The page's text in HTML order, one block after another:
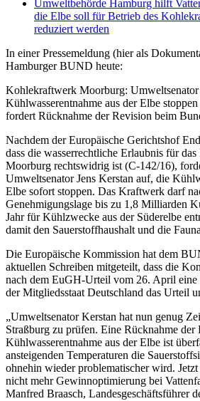
Umweltbehörde Hamburg hilft
die Elbe soll für Betrieb des
reduziert werden
In einer Pressemeldung (hier als
Hamburger BUND heute:
Kohlekraftwerk Moorburg: Umweltsenator
Kühlwasserentnahme aus der Elbe
fordert Rücknahme der Revision beim
Nachdem der Europäische Gerichtshof
dass die wasserrechtliche Erlaubnis für
Moorburg rechtswidrig ist (C-142/16),
Umweltsenator Jens Kerstan auf, die
Elbe sofort stoppen. Das Kraftwerk darf
Genehmigungslage bis zu 1,8 Milliarden
Jahr für Kühlzwecke aus der Süderelbe
damit den Sauerstoffhaushalt und die
Die Europäische Kommission hat dem
aktuellen Schreiben mitgeteilt, dass die
nach dem EuGH-Urteil vom 26. April
der Mitgliedsstaat Deutschland das Urteil
„Umweltsenator Kerstan hat nun genug
Straßburg zu prüfen. Eine Rücknahme der
Kühlwasserentnahme aus der Elbe ist
ansteigenden Temperaturen die
ohnehin wieder problematischer wird.
nicht mehr Gewinnoptimierung bei
Manfred Braasch, Landesgeschäftsführer